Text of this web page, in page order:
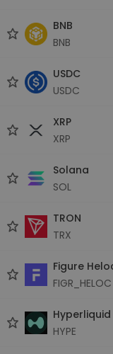
BNB
BNB
USDC
USDC
XRP
XRP
Solana
SOL
TRON
TRX
Figure
FIGR_HELOC
Hyperliquid
HYPE